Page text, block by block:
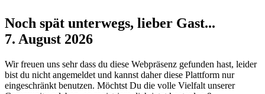
Noch spät unterwegs, lieber Gast...
7. August 2026
Wir freuen uns sehr dass du diese Webpräsenz gefunden hast, leider
bist du nicht angemeldet und kannst daher diese Plattform nur
eingeschränkt benutzen. Möchtst Du die volle Vielfalt unserer